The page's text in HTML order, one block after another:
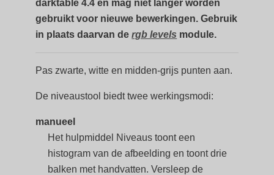
darktable 4.4 en mag niet langer worden
gebruikt voor nieuwe bewerkingen. Gebruik
in plaats daarvan dergb levels module.
Pas zwarte, witte en midden-grijs punten aan.
De niveaustool biedt twee werkingsmodi:
manueel
Het hulpmiddel Niveaus toont een
histogram van de afbeelding en toont drie
balken met handvatten. Versleep de